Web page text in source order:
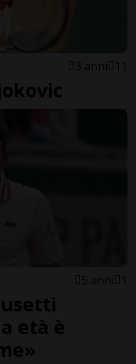
3 anni 11
5 anni 1
età è